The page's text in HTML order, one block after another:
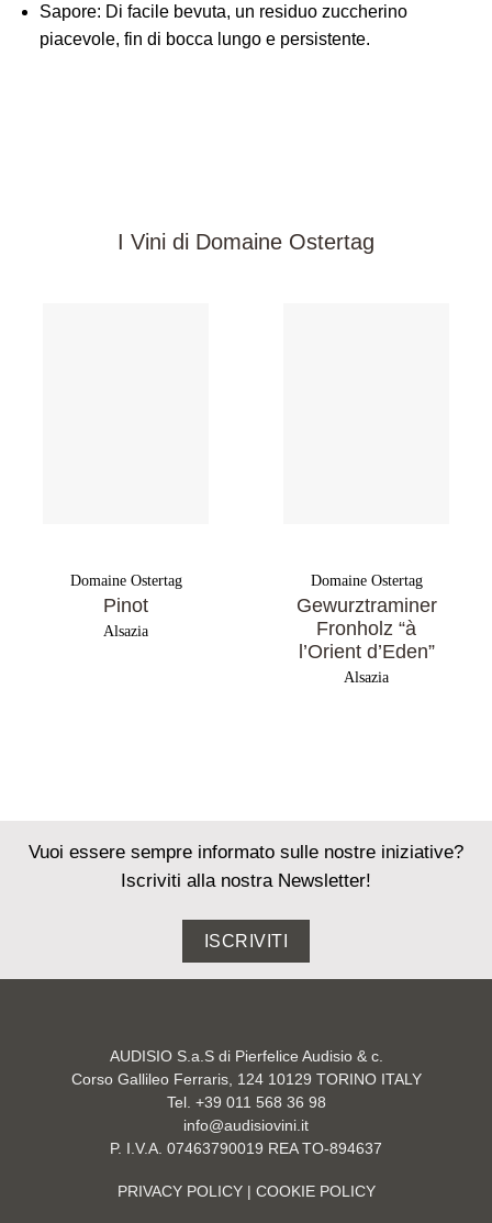
Sapore: Di facile bevuta, un residuo zuccherino
piacevole, fin di bocca lungo e persistente.
I Vini di Domaine Ostertag
Domaine Ostertag
Pinot
Alsazia
Domaine Ostertag
Gewurztraminer
Fronholz “à
l’Orient d’Eden”
Alsazia
Vuoi essere sempre informato sulle nostre iniziative?
Iscriviti alla nostra Newsletter!
ISCRIVITI
AUDISIO S.a.S di Pierfelice Audisio & c.
Corso Gallileo Ferraris, 124 10129 TORINO ITALY
Tel. +39 011 568 36 98
info@audisiovini.it
P. I.V.A. 07463790019 REA TO-894637
PRIVACY POLICY| COOKIE POLICY